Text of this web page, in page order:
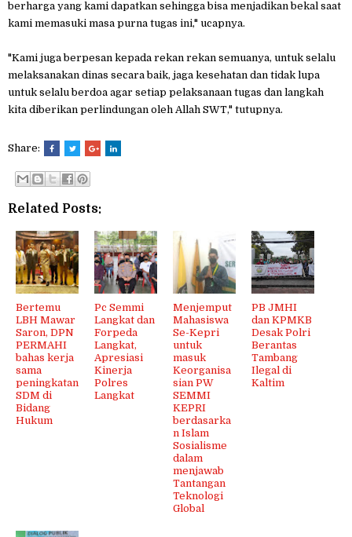
berharga yang kami dapatkan sehingga bisa menjadikan bekal saat
kami memasuki masa purna tugas ini," ucapnya.
"Kami juga berpesan kepada rekan rekan semuanya, untuk selalu
melaksanakan dinas secara baik, jaga kesehatan dan tidak lupa
untuk selalu berdoa agar setiap pelaksanaan tugas dan langkah
kita diberikan perlindungan oleh Allah SWT," tutupnya.
Share:
Related Posts:
Bertemu
LBH Mawar
Saron, DPN
PERMAHI
bahas kerja
sama
peningkatan
SDM di
Bidang
Hukum
Pc Semmi
Langkat dan
Forpeda
Langkat,
Apresiasi
Kinerja
Polres
Langkat
Menjemput
Mahasiswa
Se-Kepri
untuk
masuk
Keorganisa
sian PW
SEMMI
KEPRI
berdasarka
n Islam
Sosialisme
dalam
menjawab
Tantangan
Teknologi
Global
PB JMHI
dan KPMKB
Desak Polri
Berantas
Tambang
Ilegal di
Kaltim